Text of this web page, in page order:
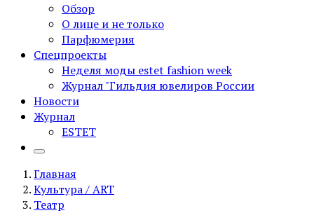
Обзор
О лице и не только
Парфюмерия
Спецпроекты
Неделя моды estet fashion week
Журнал "Гильдия ювелиров России
Новости
Журнал
ESTET
Главная
Культура / ART
Театр